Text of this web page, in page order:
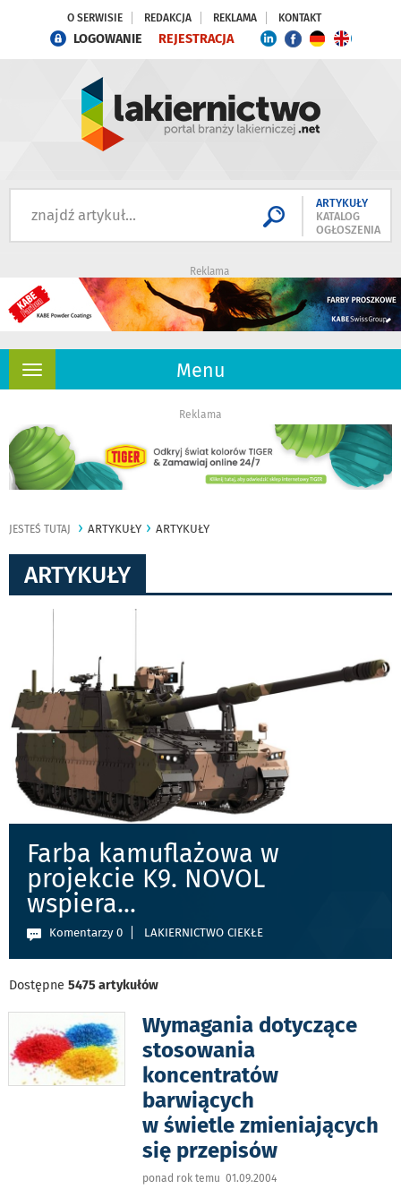
O SERWISIE REDAKCJA REKLAMA KONTAKT
LOGOWANIE REJESTRACJA
ARTYKUŁY
KATALOG
OGŁOSZENIA
Reklama
Menu
Rozwiń
Reklama
JESTEŚ TUTAJ ARTYKUŁY ARTYKUŁY
ARTYKUŁY
Farba kamuflażowa w
projekcie K9. NOVOL
wspiera...
Komentarzy 0 LAKIERNICTWO CIEKŁE
Dostępne 5475 artykułów
Wymagania dotyczące
stosowania
koncentratów
barwiących
w świetle zmieniających
się przepisów
ponad rok temu 01.09.2004